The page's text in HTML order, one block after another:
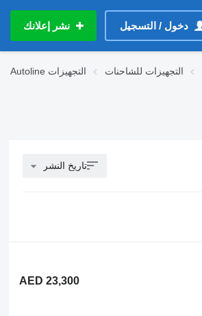
دخول / التسجيل نشر إعلانك
Autoline التجهيزات التجهيزات للشاحنات
تاريخ النشر
AED 23,300